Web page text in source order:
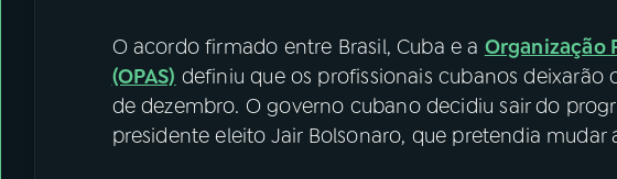
O acordo firmado entre Brasil, Cuba e a Organização
(OPAS) definiu que os profissionais cubanos deixarão
de dezembro. O governo cubano decidiu sair do
presidente eleito Jair Bolsonaro, que pretendia mudar